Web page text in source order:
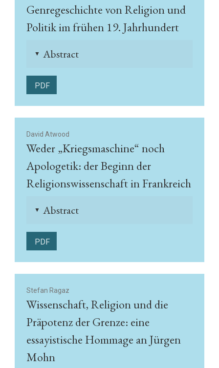
Genregeschichte von Religion und
Politik im frühen 19. Jahrhundert
▲ Abstract
PDF
David Atwood
Weder „Kriegsmaschine“ noch
Apologetik: der Beginn der
Religionswissenschaft in Frankreich
▲ Abstract
PDF
Stefan Ragaz
Wissenschaft, Religion und die
Präpotenz der Grenze: eine
essayistische Hommage an Jürgen
Mohn